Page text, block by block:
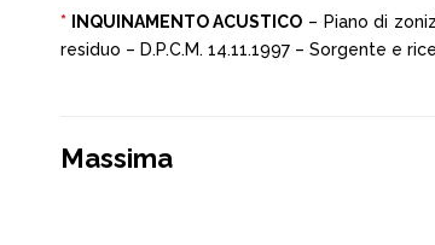
* INQUINAMENTO ACUSTICO – Piano di
residuo – D.P.C.M. 14.11.1997 – Sorgente e
Massima